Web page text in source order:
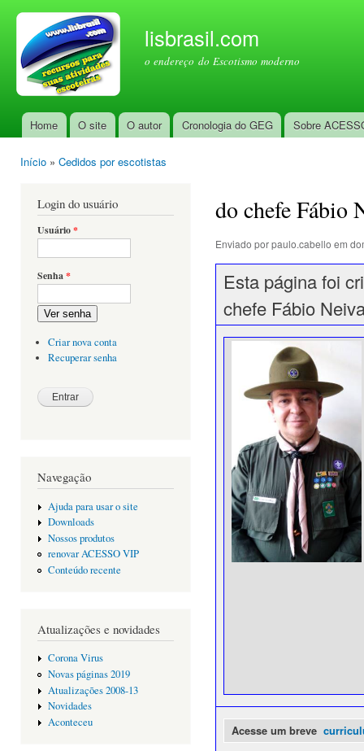
lisbrasil.com
o endereço do Escotismo moderno
Menu principal
Home O site O autor Cronologia do GEG Sobre
Início » Cedidos por escotistas
Login do usuário
Usuário*
Senha*
Ver senha
Criar nova conta
Recuperar senha
Navegação
Ajuda para usar o site
Downloads
Nossos produtos
renovar ACESSO VIP
Conteúdo recente
Atualizações e novidades
Corona Virus
Novas páginas 2019
Atualizações 2008-13
Novidades
Aconteceu
do chefe Fábio
Enviado porpaulo.cabello em
Esta página foi
chefe Fábio
Acesse um breve